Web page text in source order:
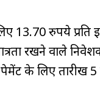
13.70 रुपये प्रति
रखने वाले
के लिए तारीख